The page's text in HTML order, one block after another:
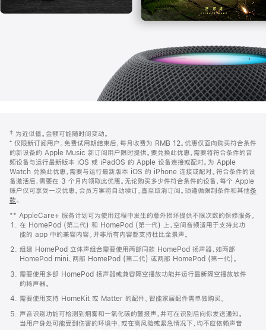
页
页
脚
注
‡ 为近似值。金额可能随时间变动。
⁺ 仅限新订阅用户。免费试用期结束后，每月收费为 RMB 12。优惠仅面向购买符合条件
的新设备的 Apple Music 新订阅用户限时提供。要兑换此优惠，需要将符合条件的音
频设备与运行最新版本 iOS 或 iPadOS 的 Apple 设备连接或配对。为 Apple
Watch 兑换此优惠，需要与运行最新版本 iOS 的 iPhone 连接或配对。符合条件的设
备激活后，需要在 3 个月内领取此优惠。无论购买多少件符合条件的设备，每个 Apple
账户仅可享受一次优惠。会员方案将自动续订，直至取消订阅。须遵循限制条件和其他条
款。
窗
口
中
打
开)
** AppleCare+ 服务计划可为使用过程中发生的意外损坏提供不限次数的保修服务。
在 HomePod (第二代) 和 HomePod (第一代) 上，空间音频适用于支持此功
能的 app 中的兼容内容。并非所有内容都支持杜比全景声。
组建 HomePod 立体声组合需要使用两部同款 HomePod 扬声器，如两部
HomePod mini、两部 HomePod (第二代) 或两部 HomePod (第一代)。
需要使用多部 HomePod 扬声器或兼容隔空播放功能并运行最新隔空播放软件
的扬声器。
需要使用支持 HomeKit 或 Matter 的配件。智能家居配件需单独购买。
声音识别功能可检测到烟雾和一氧化碳的警报声，并可在识别后向你发送通知。
当用户身处可能受到伤害的环境中，或在高风险或紧急情况下，均不应依赖声音